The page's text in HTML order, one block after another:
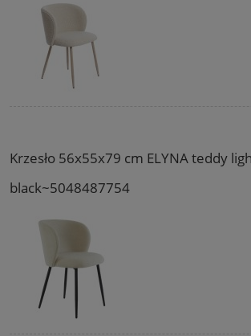
Krzesło 56x55x79 cm ELYNA teddy
black~5048487754